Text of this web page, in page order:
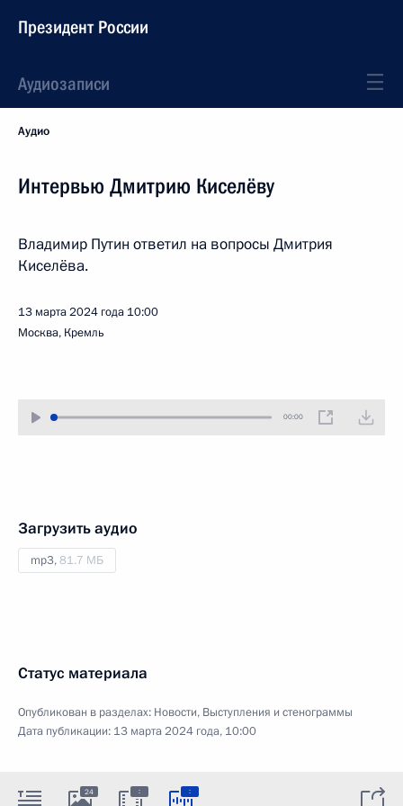
Президент России
Аудиозаписи
Аудио
Интервью Дмитрию Киселёву
Владимир Путин ответил на вопросы Дмитрия
Киселёва.
13 марта 2024 года 10:00
Москва, Кремль
00:00
Загрузить аудио
mp3,81.7 МБ
Статус материала
Опубликован в разделах: Новости, Выступления и стенограммы
Дата публикации: 13 марта 2024 года, 10:00
24 : :